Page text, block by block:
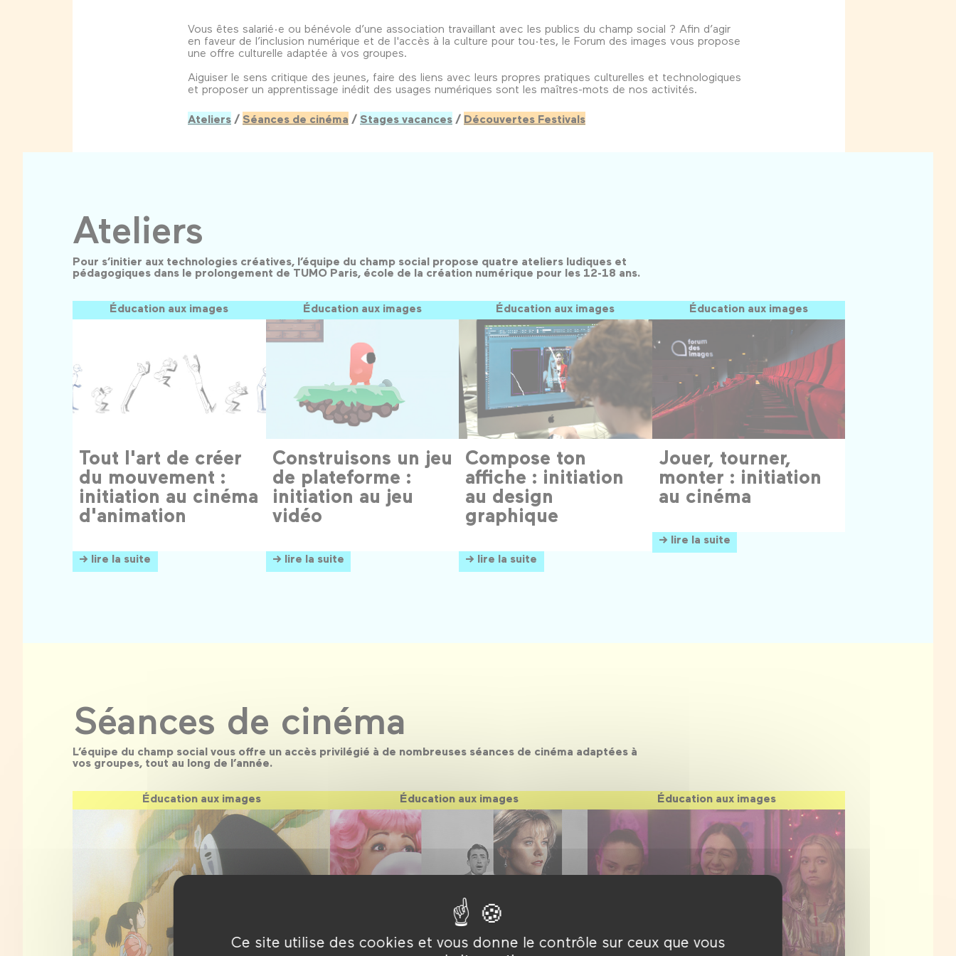
Ce site utilise des cookies et vous donne le contrôle sur ceux que vous
Vous êtes salarié·e ou bénévole d’une association travaillant avec les publics du champ social ? Afin d’agir
en faveur de l’inclusion numérique et de l'accès à la culture pour tou·tes, le Forum des images vous propose
une offre culturelle adaptée à vos groupes.
Aiguiser le sens critique des jeunes, faire des liens avec leurs propres pratiques culturelles et technologiques
et proposer un apprentissage inédit des usages numériques sont les maîtres-mots de nos activités.
Ateliers / Séances de cinéma / Stages vacances / Découvertes Festivals
Ateliers
Pour s’initier aux technologies créatives, l’équipe du champ social propose quatre ateliers ludiques et
pédagogiques dans le prolongement de TUMO Paris, école de la création numérique pour les 12-18 ans.
Éducation aux images
Tout l'art de créer
du mouvement :
initiation au cinéma
d'animation
→ lire la suite
Éducation aux images
Construisons un jeu
de plateforme :
initiation au jeu
vidéo
→ lire la suite
Éducation aux images
Compose ton
affiche : initiation
au design
graphique
→ lire la suite
Éducation aux images
Jouer, tourner,
monter : initiation
au cinéma
→ lire la suite
Séances de cinéma
L’équipe du champ social vous offre un accès privilégié à de nombreuses séances de cinéma adaptées à
vos groupes, tout au long de l’année.
Éducation aux images Éducation aux images Éducation aux images